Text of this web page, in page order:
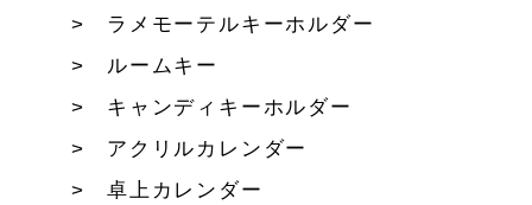
ラメモーテルキーホルダー
ルームキー
キャンディキーホルダー
アクリルカレンダー
卓上カレンダー